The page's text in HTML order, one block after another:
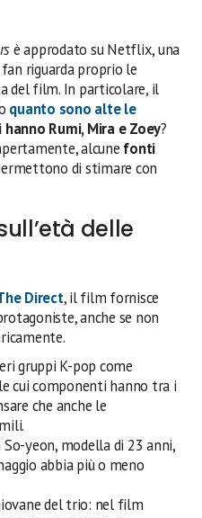
è approdato su Netflix, una
riguarda proprio le
del film. In particolare, il
quanto sono alte le
Rumi, Mira e Zoey?
alcune fonti
di stimare con
delle
Direct, il film fornisce
anche se non
gruppi K-pop come
cui componenti hanno tra i
che anche le
yeon, modella di 23 anni,
abbia più o meno
del trio: nel film